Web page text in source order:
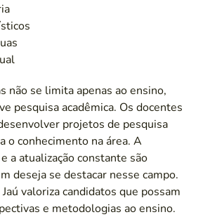
não se limita apenas ao ensino,
pesquisa acadêmica. Os docentes
projetos de pesquisa
o conhecimento na área. A
e a atualização constante são
deseja se destacar nesse campo.
valoriza candidatos que possam
e metodologias ao ensino.